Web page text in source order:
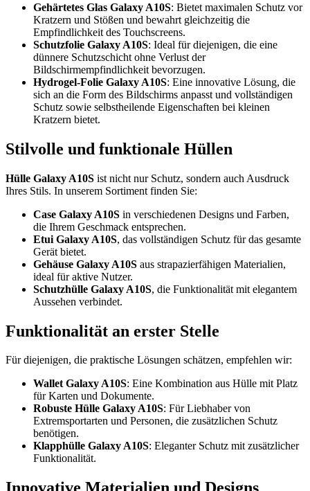
Gehärtetes Glas Galaxy A10S: Bietet maximalen Schutz vor
Kratzern und Stößen und bewahrt gleichzeitig die
Empfindlichkeit des Touchscreens.
Schutzfolie Galaxy A10S: Ideal für diejenigen, die eine
dünnere Schutzschicht ohne Verlust der
Bildschirmempfindlichkeit bevorzugen.
Hydrogel-Folie Galaxy A10S: Eine innovative Lösung, die
sich an die Form des Bildschirms anpasst und vollständigen
Schutz sowie selbstheilende Eigenschaften bei kleinen
Kratzern bietet.
Stilvolle und funktionale Hüllen
Hülle Galaxy A10S ist nicht nur Schutz, sondern auch Ausdruck
Ihres Stils. In unserem Sortiment finden Sie:
Case Galaxy A10S in verschiedenen Designs und Farben,
die Ihrem Geschmack entsprechen.
Etui Galaxy A10S, das vollständigen Schutz für das gesamte
Gerät bietet.
Gehäuse Galaxy A10S aus strapazierfähigen Materialien,
ideal für aktive Nutzer.
Schutzhülle Galaxy A10S, die Funktionalität mit elegantem
Aussehen verbindet.
Funktionalität an erster Stelle
Für diejenigen, die praktische Lösungen schätzen, empfehlen wir:
Wallet Galaxy A10S: Eine Kombination aus Hülle mit Platz
für Karten und Dokumente.
Robuste Hülle Galaxy A10S: Für Liebhaber von
Extremsportarten und Personen, die zusätzlichen Schutz
benötigen.
Klapphülle Galaxy A10S: Eleganter Schutz mit zusätzlicher
Funktionalität.